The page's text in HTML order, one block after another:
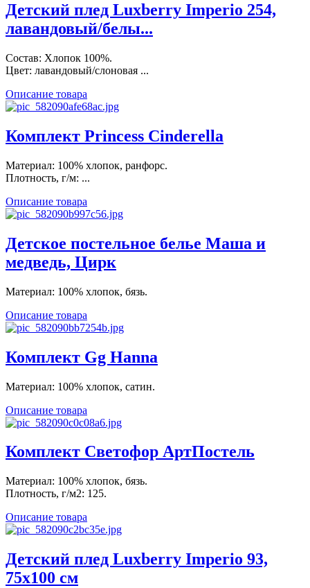
Детский плед Luxberry Imperio 254,
лавандовый/белы...
Состав: Хлопок 100%.
Цвет: лавандовый/слоновая ...
Описание товара
Комплект Princess Cinderella
Материал: 100% хлопок, ранфорс.
Плотность, г/м: ...
Описание товара
Детское постельное белье Маша и
медведь, Цирк
Материал: 100% хлопок, бязь.
Описание товара
Комплект Gg Hanna
Материал: 100% хлопок, сатин.
Описание товара
Комплект Светофор АртПостель
Материал: 100% хлопок, бязь.
Плотность, г/м2: 125.
Описание товара
Детский плед Luxberry Imperio 93,
75х100 см